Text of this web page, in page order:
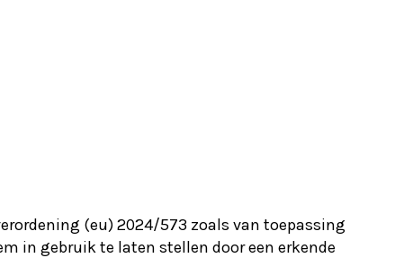
(eu) 2024/573 zoals van toepassing
in gebruik te laten stellen door een erkende